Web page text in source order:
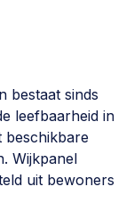
en omzet >
communicatie >
krachten
bestaat sinds
leefbaarheid in
beschikbare
Wijkpanel
uit bewoners